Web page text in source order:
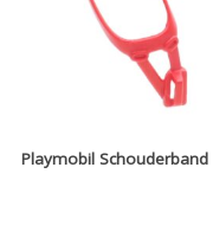
Playmobil Schouderband